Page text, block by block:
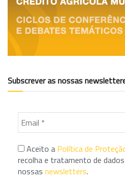
Subscrever as nossas
Aceito a Política de
recolha e tratamento de
nossas newsletters.